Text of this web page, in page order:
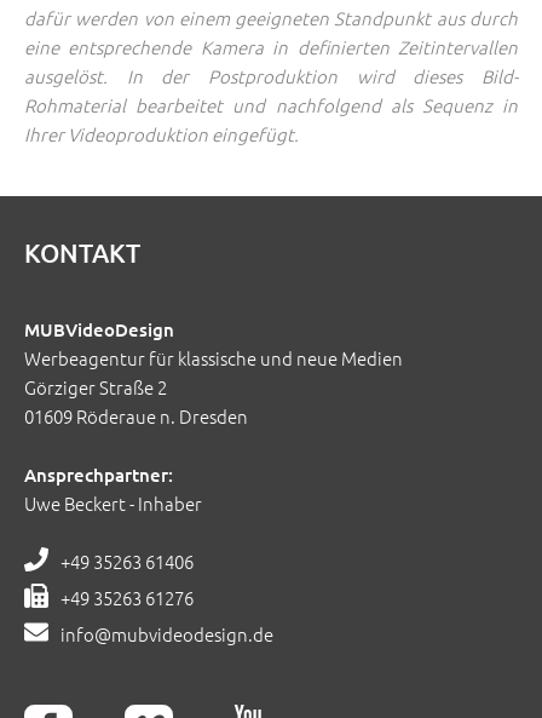
Maßgaben derEventfilm, der ein geplantes Ereignis
mit Atmosphäre und Botschaften als Erlebnis zu Ihren
Zielgruppen bringt.
dafür werden von einem geeigneten Standpunkt aus durch
eine entsprechende Kamera in definierten Zeitintervallen
ausgelöst. In der Postproduktion wird dieses Bild-
Rohmaterial bearbeitet und nachfolgend als Sequenz in
Ihrer Videoproduktion eingefügt.
KONTAKT
MUBVideoDesign
Werbeagentur für klassische und neue Medien
Görziger Straße 2
01609 Röderaue n. Dresden
Ansprechpartner:
Uwe Beckert - Inhaber
+49 35263 61406
+49 35263 61276
info@mubvideodesign.de